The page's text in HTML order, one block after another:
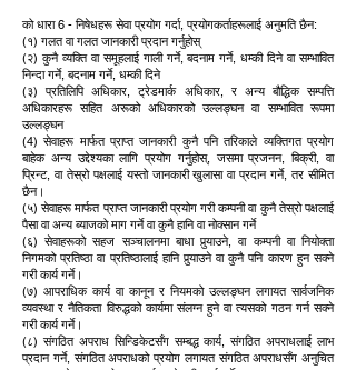
को धारा 6 - निषेधहरू सेवा प्रयोग गर्दा, प्रयोगकर्ताहरूलाई अनुमति छैन:
(१) गलत वा गलत जानकारी प्रदान गर्नुहोस्
(२) कुनै व्यक्ति वा समूहलाई गाली गर्ने, बदनाम गर्ने, धम्की दिने वा सम्भावित
निन्दा गर्ने, बदनाम गर्ने, धम्की दिने
(३) प्रतिलिपि अधिकार, ट्रेडमार्क अधिकार, र अन्य बौद्धिक सम्पत्ति
अधिकारहरू सहित अरूको अधिकारको उल्लङ्घन वा सम्भावित रूपमा
उल्लङ्घन
(4) सेवाहरू मार्फत प्राप्त जानकारी कुनै पनि तरिकाले व्यक्तिगत प्रयोग
बाहेक अन्य उद्देश्यका लागि प्रयोग गर्नुहोस्, जसमा प्रजनन, बिक्री, वा
प्रिन्ट, वा तेस्रो पक्षलाई यस्तो जानकारी खुलासा वा प्रदान गर्ने, तर सीमित
छैन।
(५) सेवाहरू मार्फत प्राप्त जानकारी प्रयोग गरी कम्पनी वा कुनै तेस्रो पक्षलाई
पैसा वा अन्य ब्याजको माग गर्ने वा कुनै हानि वा नोक्सान गर्ने
(६) सेवाहरूको सहज सञ्चालनमा बाधा पुर्‍याउने, वा कम्पनी वा नियोक्ता
निगमको प्रतिष्ठा वा प्रतिष्ठालाई हानि पुर्‍याउने वा कुनै पनि कारण हुन सक्ने
गरी कार्य गर्ने।
(७) आपराधिक कार्य वा कानून र नियमको उल्लङ्घन लगायत सार्वजनिक
व्यवस्था र नैतिकता विरुद्धको कार्यमा संलग्न हुने वा त्यसको गठन गर्न सक्ने
गरी कार्य गर्ने।
(८) संगठित अपराध सिन्डिकेटसँग सम्बद्ध कार्य, संगठित अपराधलाई लाभ
प्रदान गर्ने, संगठित अपराधको प्रयोग लगायत संगठित अपराधसँग अनुचित